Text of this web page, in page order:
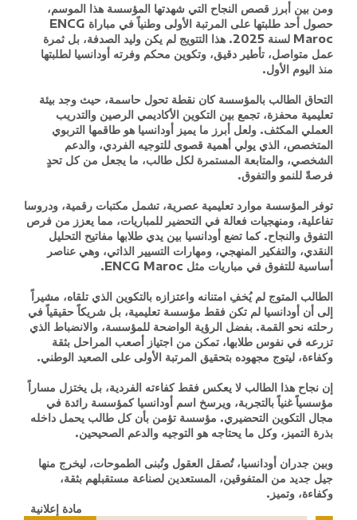
ومن بين أبرز قصص النجاح التي شهدتها المؤسسة هذا الموسم،
حصول أحد طلبتها على المرتبة الأولى وطنياً في مباراة ENCG
Maroc لسنة 2025. هذا التتويج لم يكن وليد الصدفة، بل ثمرة
عمل متواصل، تأطير دقيق، وتكوين محكم وفرته أودانسيا لطلبتها
منذ اليوم الأول.
التحاق الطالب بالمؤسسة كان نقطة تحول حاسمة، حيث وجد بيئة
تعليمية محفزة، تجمع بين التكوين الأكاديمي الرصين والتدريب
العملي المكثف. ولعل أبرز ما يميز أودانسيا هو طاقمها التربوي
المتخصص، الذي يولي أهمية قصوى للتوجيه الفردي، والدعم
الشخصي، والمتابعة المستمرة لكل طالب، ما يجعل من كل تحدٍ
فرصةً للنمو والتفوق.
توفر المؤسسة موارد تعليمية عصرية، تشمل مكتبات رقمية، ودروسا
تفاعلية، ومنهجيات فعالة في التحضير للمباريات، مما يعزز من فرص
التفوق والنجاح. كما تضع أودانسيا بين يدي طلابها مفاتيح التحليل
النقدي، والتفكير المنهجي، ومهارات التسيير الذاتي، وهي عناصر
أساسية للتفوق في مباريات مثل ENCG Maroc.
الطالب المتوج لم يُخفِ امتنانه واعتزازه بالتكوين الذي تلقاه، مشيراً
إلى أن أودانسيا لم تكن فقط مؤسسة تعليمية، بل شريكاً حقيقياً في
رحلته نحو القمة. بفضل الرؤية الواضحة للمؤسسة، والانضباط الذي
تزرعه في نفوس طلابها، تمكن من اجتياز أصعب المراحل بثقة
وكفاءة، ليتوج مجهوده بتحقيق المرتبة الأولى على الصعيد الوطني.
إن نجاح هذا الطالب لا يعكس فقط كفاءته الفردية، بل يختزل مساراً
مؤسسياً غنياً بالتجربة، ويرسخ اسم أودانسيا كمؤسسة رائدة في
مجال التكوين التحضيري. مؤسسة تؤمن بأن كل طالب يحمل داخله
بذرة التميز، وكل ما يحتاجه هو التوجيه والدعم الصحيحين.
وبين جدران أودانسيا، تُصقل العقول وتُبنى الطموحات، ليخرج منها
جيل جديد من المتفوقين، المستعدين لصناعة مستقبلهم بثقة،
وكفاءة، وتميز.
مادة إعلانية